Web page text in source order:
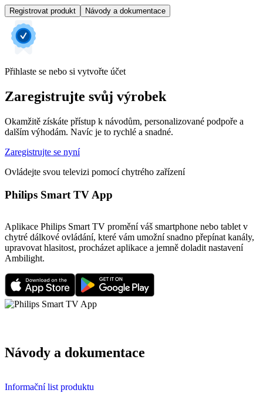
Registrovat produkt Návody a dokumentace
Přihlaste se nebo si vytvořte účet
Zaregistrujte svůj výrobek
Okamžitě získáte přístup k návodům, personalizované podpoře a
dalším výhodám. Navíc je to rychlé a snadné.
Zaregistrujte se nyní
Ovládejte svou televizi pomocí chytrého zařízení
Philips Smart TV App
Aplikace Philips Smart TV promění váš smartphone nebo tablet v
chytré dálkové ovládání, které vám umožní snadno přepínat kanály,
upravovat hlasitost, procházet aplikace a jemně doladit nastavení
Ambilight.
Návody a dokumentace
Informační list produktu